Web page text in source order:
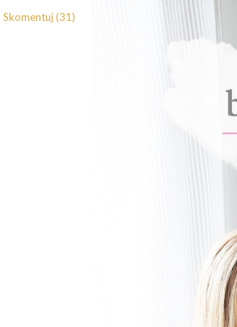
Skomentuj (31)